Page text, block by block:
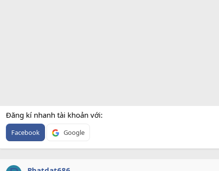
Đăng kí nhanh tài khoản với
Facebook Google